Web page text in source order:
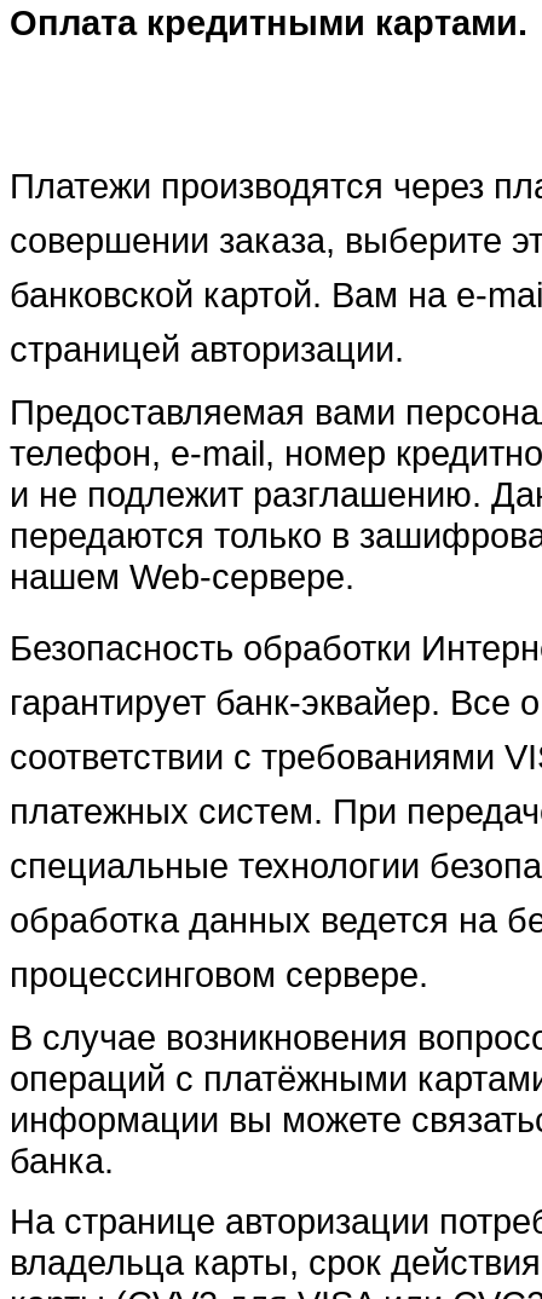
Оплата кредитными картами.
Платежи производятся через
совершении заказа, выберите
банковской картой. Вам на e-
страницей авторизации.
Предоставляемая вами
телефон, e-mail, номер
и не подлежит разглашению.
передаются только в
нашем Web-сервере.
Безопасность обработки
гарантирует банк-эквайер. Все
соответствии с требованиями
платежных систем. При
специальные технологии
обработка данных ведется на
процессинговом сервере.
В случае возникновения
операций с платёжными
информации вы можете
банка.
На странице авторизации
владельца карты, срок